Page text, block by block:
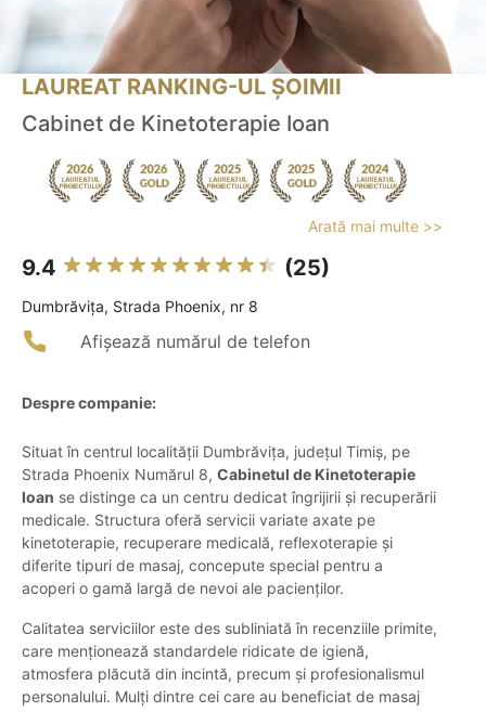
LAUREAT RANKING-UL ȘOIMII
Cabinet de Kinetoterapie Ioan
Arată mai multe >>
9.4 (25)
Dumbrăviţa, Strada Phoenix, nr 8
Afișează numărul de telefon
Despre companie:
Situat în centrul localității Dumbrăvița, județul Timiș, pe
Strada Phoenix Numărul 8, Cabinetul de Kinetoterapie
Ioan se distinge ca un centru dedicat îngrijirii și recuperării
medicale. Structura oferă servicii variate axate pe
kinetoterapie, recuperare medicală, reflexoterapie și
diferite tipuri de masaj, concepute special pentru a
acoperi o gamă largă de nevoi ale pacienților.
Calitatea serviciilor este des subliniată în recenziile primite,
care menționează standardele ridicate de igienă,
atmosfera plăcută din incintă, precum și profesionalismul
personalului. Mulți dintre cei care au beneficiat de masaj